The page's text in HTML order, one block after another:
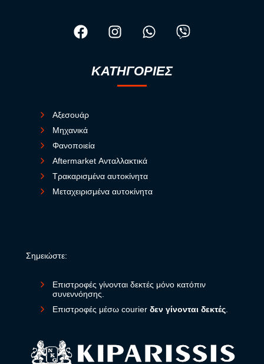
ΚΑΤΗΓΟΡΙΕΣ
Αξεσουάρ
Μηχανικά
Φανοποιεία
Aftermarket Ανταλλακτικά
Τρακαρισμένα αυτοκίνητα
Μεταχειρισμένα αυτοκίνητα
Σημειώστε:
Επιστροφές γίνονται δεκτές μόνο κατόπιν
συνεννόησης.
Επιστροφές μέσω courier δεν γίνονται δεκτές